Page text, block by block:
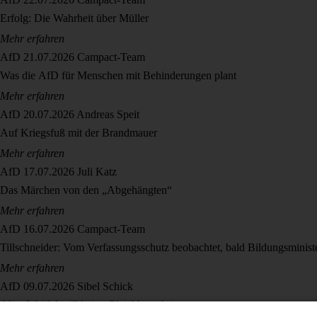
Erfolg: Die Wahrheit über Müller
Mehr erfahren
AfD 21.07.2026 Campact-Team
Was die AfD für Menschen mit Behinderungen plant
Mehr erfahren
AfD 20.07.2026 Andreas Speit
Auf Kriegsfuß mit der Brandmauer
Mehr erfahren
AfD 17.07.2026 Juli Katz
Das Märchen von den „Abgehängten“
Mehr erfahren
AfD 16.07.2026 Campact-Team
Tillschneider: Vom Verfassungsschutz beobachtet, bald
Mehr erfahren
AfD 09.07.2026 Sibel Schick
Alice Weidel will keine Gleichberechtigung